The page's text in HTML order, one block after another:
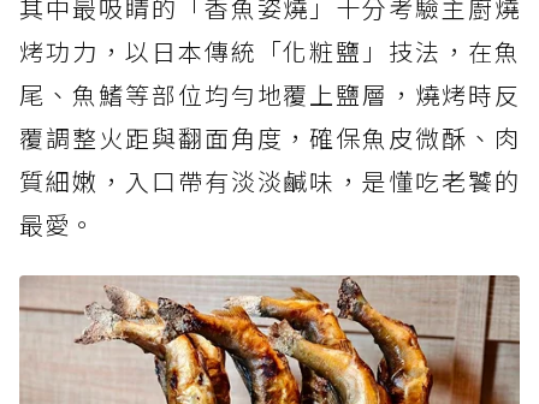
其中最吸睛的「香魚姿燒」十分考驗主廚燒
烤功力，以日本傳統「化粧鹽」技法，在魚
尾、魚鰭等部位均勻地覆上鹽層，燒烤時反
覆調整火距與翻面角度，確保魚皮微酥、肉
質細嫩，入口帶有淡淡鹹味，是懂吃老饕的
最愛。